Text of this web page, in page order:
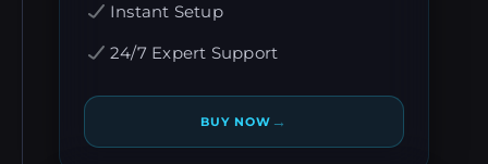
Instant Setup
24/7 Expert Support
BUY NOW →